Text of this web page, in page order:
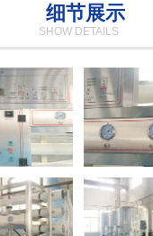
细节展示
SHOW DETAILS